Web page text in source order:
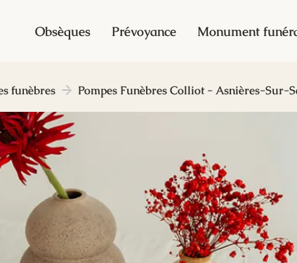
Obsèques Prévoyance Monument
funèbres Pompes Funèbres Colliot - Asnières-Sur-